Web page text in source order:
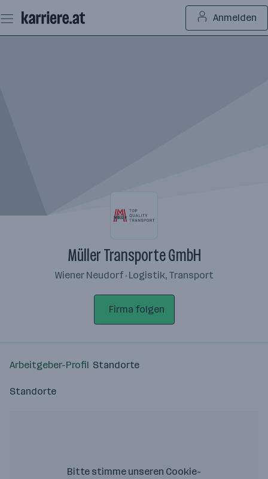
Seiteninhalt
springen
Anmelden
Müller Transporte GmbH
Wiener Neudorf · Logistik, Transport
Firma folgen
Arbeitgeber-Profil Standorte
Standorte
Bitte stimme unseren Cookie-